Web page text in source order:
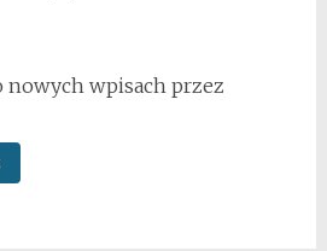
nowych wpisach przez